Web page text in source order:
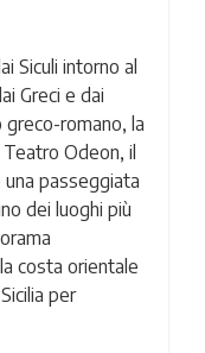
Siculi intorno al
Greci e dai
greco-romano, la
Odeon, il
passeggiata
dei luoghi più
costa orientale
per